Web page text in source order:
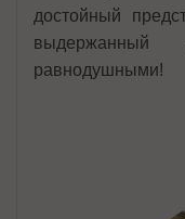
достойный
равнодушными!